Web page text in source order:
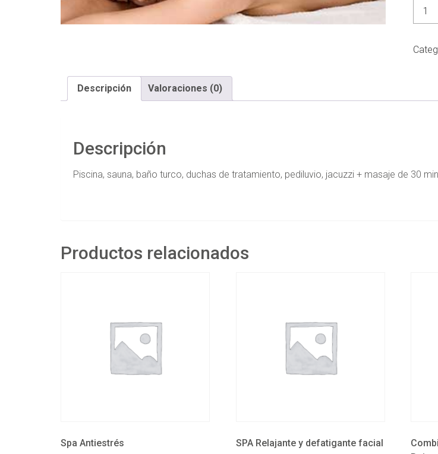
Yeyuk
Descripción Valoraciones (0)
Descripción
Piscina, sauna, baño turco, duchas de tratamiento, pediluvio, jacuzzi + masaje de 30
Productos relacionados
Spa Antiestrés SPA Relajante y defatigante facial